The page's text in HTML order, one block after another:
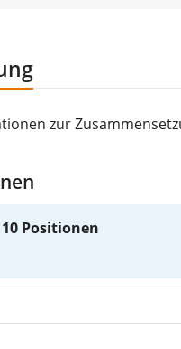
zur
Positionen